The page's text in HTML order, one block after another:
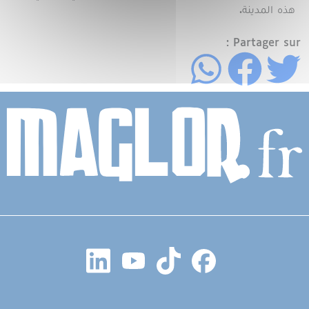
هذه المدينة.
Partager sur :